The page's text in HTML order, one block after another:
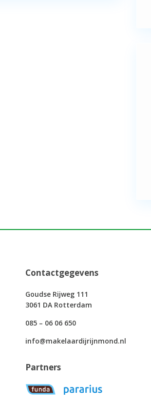
Contactgegevens
Goudse Rijweg 111
3061 DA Rotterdam
085 – 06 06 650
info@makelaardijrijnmond.nl
Partners